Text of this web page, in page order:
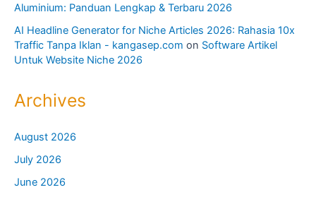
Aluminium: Panduan Lengkap & Terbaru 2026
AI Headline Generator for Niche Articles 2026: Rahasia 10x
Traffic Tanpa Iklan - kangasep.com on Software Artikel
Untuk Website Niche 2026
Archives
August 2026
July 2026
June 2026